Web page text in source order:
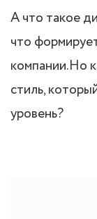
А что такое
что
компании.Но
стиль,
уровень?